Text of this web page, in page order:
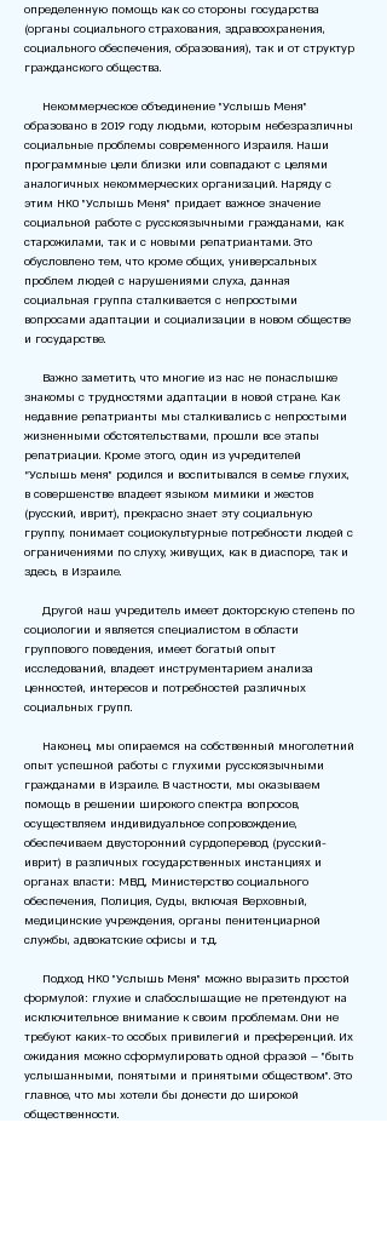
определенную помощь как со стороны государства
(органы социального страхования, здравоохранения,
социального обеспечения, образования), так и от структур
гражданского общества.
Некоммерческое объединение "Услышь Меня"
образовано в 2019 году людьми, которым небезразличны
социальные проблемы современного Израиля. Наши
программные цели близки или совпадают с целями
аналогичных некоммерческих организаций. Наряду с
этим НКО "Услышь Меня" придает важное значение
социальной работе с русскоязычными гражданами, как
старожилами, так и с новыми репатриантами. Это
обусловлено тем, что кроме общих, универсальных
проблем людей с нарушениями слуха, данная
социальная группа сталкивается с непростыми
вопросами адаптации и социализации в новом обществе
и государстве.
Важно заметить, что многие из нас не понаслышке
знакомы с трудностями адаптации в новой стране. Как
недавние репатрианты мы сталкивались с непростыми
жизненными обстоятельствами, прошли все этапы
репатриации. Кроме этого, один из учредителей
“Услышь меня” родился и воспитывался в семье глухих,
в совершенстве владеет языком мимики и жестов
(русский, иврит), прекрасно знает эту социальную
группу, понимает социокультурные потребности людей с
ограничениями по слуху, живущих, как в диаспоре, так и
здесь, в Израиле.
Другой наш учредитель имеет докторскую степень по
социологии и является специалистом в области
группового поведения, имеет богатый опыт
исследований, владеет инструментарием анализа
ценностей, интересов и потребностей различных
социальных групп.
Наконец, мы опираемся на собственный многолетний
опыт успешной работы с глухими русскоязычными
гражданами в Израиле. В частности, мы оказываем
помощь в решении широкого спектра вопросов,
осуществляем индивидуальное сопровождение,
обеспечиваем двусторонний сурдоперевод (русский-
иврит) в различных государственных инстанциях и
органах власти: МВД, Министерство социального
обеспечения, Полиция, Суды, включая Верховный,
медицинские учреждения, органы пенитенциарной
службы, адвокатские офисы и т.д.
Подход НКО "Услышь Меня" можно выразить простой
формулой: глухие и слабослышащие не претендуют на
исключительное внимание к своим проблемам. Они не
требуют каких-то особых привилегий и преференций. Их
ожидания можно сформулировать одной фразой – "быть
услышанными, понятыми и принятыми обществом". Это
главное, что мы хотели бы донести до широкой
общественности.